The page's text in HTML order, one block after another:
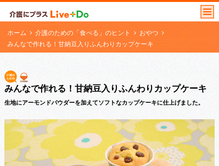
ホーム 介護のための「食べる」のヒント
おやつ
みんなで作れる！甘納豆入りふんわりカップケーキ
みんなで作れる！甘納豆入りふんわりカップケーキ
生地にアーモンドパウダーを加えてソフトなカップケーキに仕上げました。